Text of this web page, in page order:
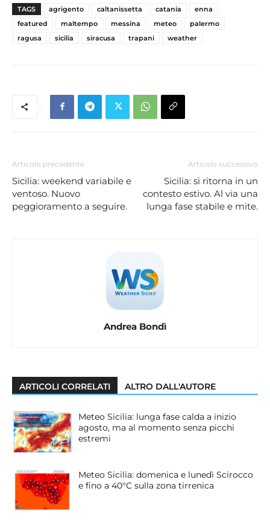
TAGS agrigento caltanissetta catania
enna
featured
maltempo messina meteo
palermo
ragusa
sicilia siracusa trapani weather
Articolo precedente
Sicilia: weekend variabile e
ventoso. Nuovo
peggioramento a seguire.
Articolo successivo
Sicilia: si ritorna in un
contesto estivo. Al via una
lunga fase stabile e mite.
Andrea Bondì
ARTICOLI CORRELATI ALTRO DALL'AUTORE
Meteo Sicilia: lunga fase calda a inizio
agosto, ma al momento senza picchi
estremi
Meteo Sicilia: domenica e lunedì Scirocco
e fino a 40°C sulla zona tirrenica